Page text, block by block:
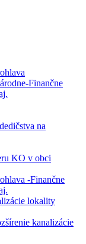
Finančne
na
KO v obci
-Finančne
lokality
kanalizácie